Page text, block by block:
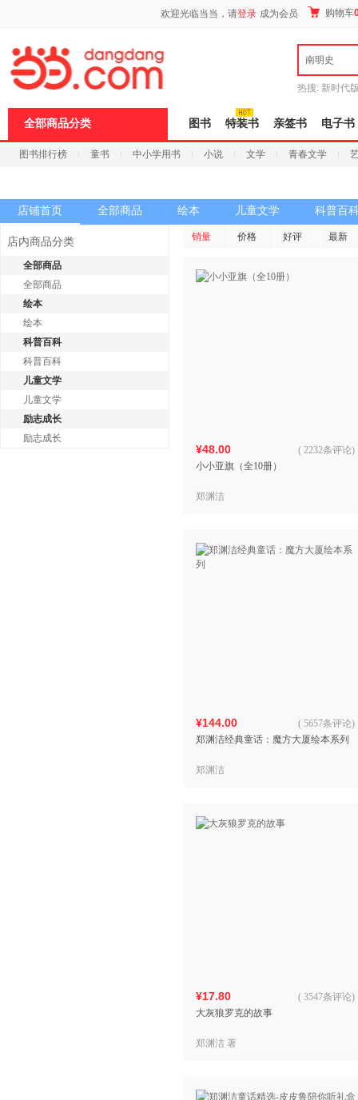
欢迎光临当当，请登录 成为会员 购物车
南明史
热搜: 新时代
全部商品分类 图书 特装书 亲签书 电子书
图书排行榜 童书 中小学用书 小说 文学 青春文学
店铺首页 全部商品 绘本 儿童文学 科普百
店内商品分类
全部商品
全部商品
绘本
绘本
科普百科
科普百科
儿童文学
儿童文学
励志成长
励志成长
销量 价格 好评 最新
¥48.00
小小亚旗（全10册）
( 2232条评论)
郑渊洁
¥144.00
郑渊洁经典童话：魔方大厦绘本系列
( 5657条评论)
郑渊洁
¥17.80
大灰狼罗克的故事
( 3547条评论)
郑渊洁 著
页
浪
键
打